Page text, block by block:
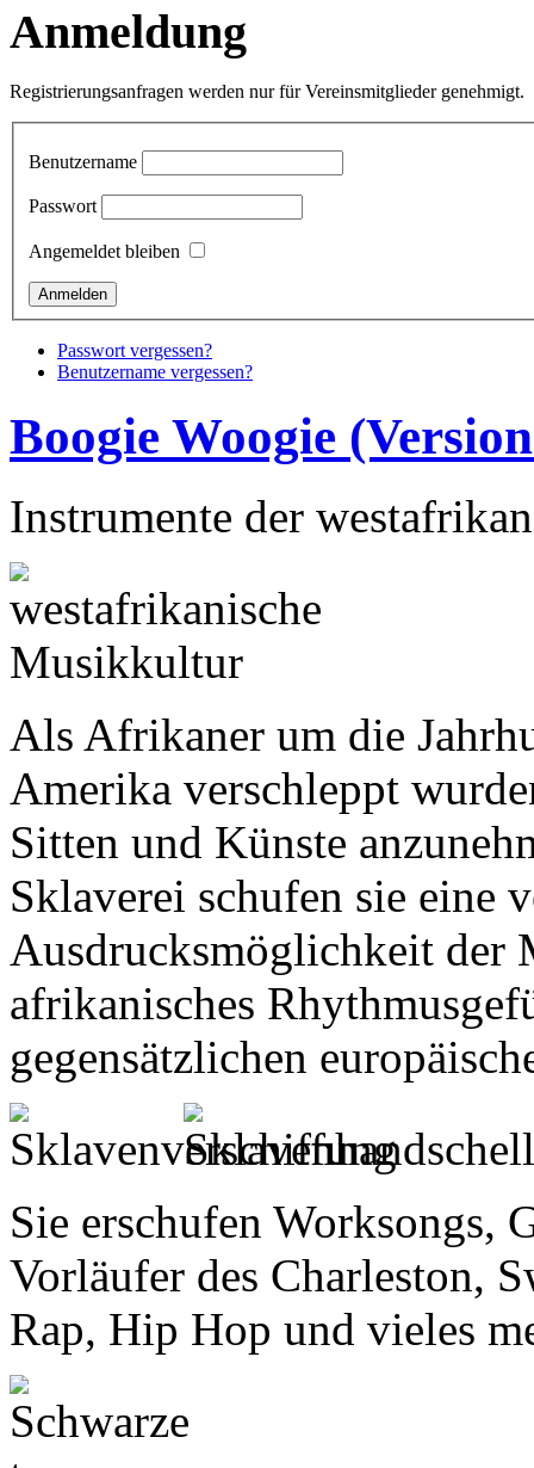
Anmeldung
Registrierungsanfragen werden nur für Vereinsmitglieder genehmigt.
Benutzername
Passwort
Angemeldet bleiben
Passwort vergessen?
Benutzername vergessen?
Boogie Woogie
Instrumente der
Als Afrikaner um die
Amerika verschleppt
Sitten und Künste
Sklaverei schufen sie eine
Ausdrucksmöglichkeit der
afrikanisches
gegensätzlichen
Sie erschufen Worksongs,
Vorläufer des Charleston,
Rap, Hip Hop und vieles